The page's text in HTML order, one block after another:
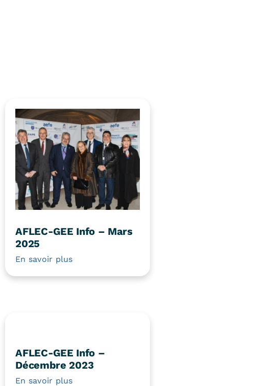
AFLEC-GEE Info – Mars
2025
En savoir plus
AFLEC-GEE Info –
Décembre 2023
En savoir plus